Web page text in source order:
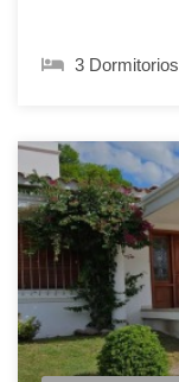
3 Dormitorios